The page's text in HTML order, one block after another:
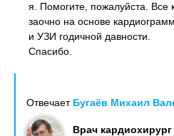
я. Помогите, пожалуйста. Все
заочно на основе
и УЗИ годичной давности.
Спасибо.
Отвечает Бугаёв Михаил
Врач